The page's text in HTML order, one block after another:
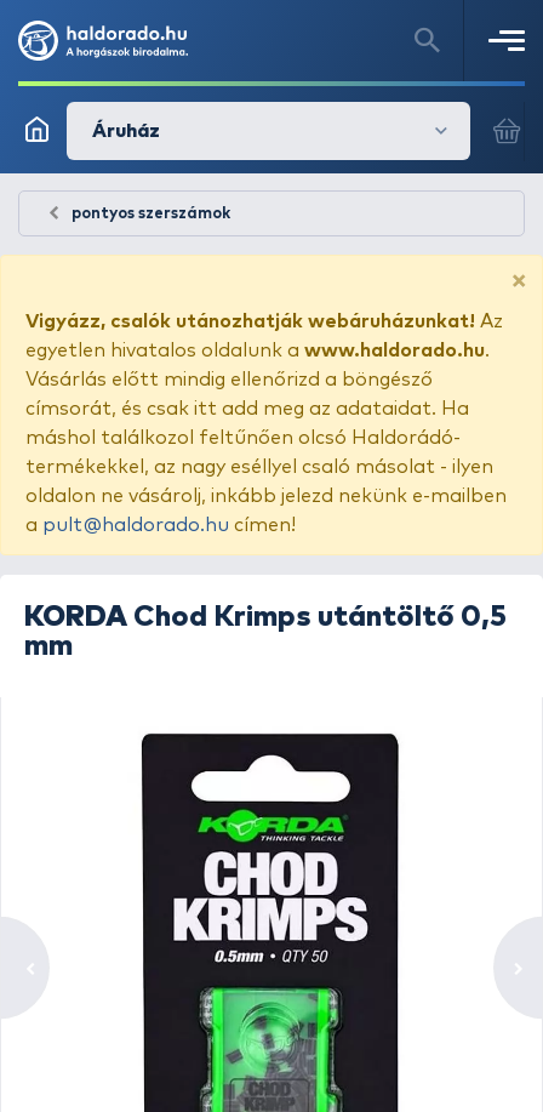
Áruház
pontyos szerszámok
×
Vigyázz, csalók utánozhatják webáruházunkat! Az
egyetlen hivatalos oldalunk a www.haldorado.hu.
Vásárlás előtt mindig ellenőrizd a böngésző
címsorát, és csak itt add meg az adataidat. Ha
máshol találkozol feltűnően olcsó Haldorádó-
termékekkel, az nagy eséllyel csaló másolat - ilyen
oldalon ne vásárolj, inkább jelezd nekünk e-mailben
a pult@haldorado.hu címen!
KORDA Chod Krimps utántöltő 0,5
mm